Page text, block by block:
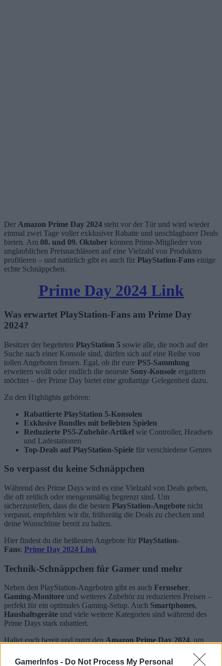
GamerInfos - Do Not Process My Personal
Der Amazon Prime Day 2024 steht vor der Tür und wird wieder
einmal zwei Tage voller exklusiver Rabatte und unschlagbarer Deals
bieten. Am 08. und 09. Oktober können Prime-Mitglieder von
unglaublichen Preisnachlässen auf eine Vielzahl von Produkten
profitieren – und natürlich gibt es auch für PlayStation-Fans einige
echte Schnäppchen.
Prime Day 2024 Link
Was erwartet PlayStation-Fans am Prime Day
2024?
Besitzer der begehrten PlayStation 5 sowie alle, die noch auf der
Suche nach einer Konsole sind, dürfen sich auf eine Reihe von
tollen Angeboten freuen. Egal, ob ihr eure PS5-Sammlung
erweitern wollt oder endlich die neueste Sony-Konsole ergattern
möchtet – der Prime Day bietet eine großartige Gelegenheit dazu.
Zu den Highlights gehören:
Rabattierte PlayStation 5-Konsolen
Exklusive Bundles mit beliebten Spielen
Reduzierte PS5-Zubehör-Artikel wie Controller, Headsets
und Ladestationen
Top-Deals auf PlayStation-Spiele für verschiedene Genres
So verpasst du keine Schnäppchen
Während des Prime Days wird es eine Vielzahl von Deals geben,
die oft zeitlich oder mengenmäßig begrenzt sind. Um
sicherzustellen, dass du die besten PlayStation-Angebote nicht
verpasst, empfehlen wir dir, frühzeitig die Deals zu checken und
deine Wunschliste bereit zu halten.
Hier findest du die heißesten Angebote für PlayStation-
Fans: Prime Day 2024 Link
Technik-Schnäppchen für Gamer und mehr
Neben den PlayStation-Angeboten gibt es auch Fernseher,
Gaming-Monitore und weiteres Zubehör zu reduzierten Preisen –
perfekt für ein optimales Gaming-Setup. Auch Smartphones,
Haushaltsgeräte und viele weitere Kategorien sind während des
Prime Days stark rabattiert.
Haltet euch bereit und nutzt denAmazon Prime Day 2024, um
absoluten Bestpreisen!